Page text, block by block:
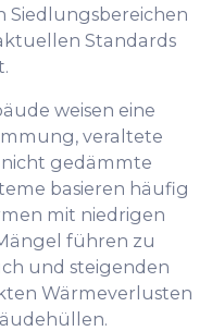
Siedlungsbereichen
Standards
weisen eine
veraltete
gedämmte
basieren häufig
mit niedrigen
führen zu
und steigenden
Wärmeverlusten